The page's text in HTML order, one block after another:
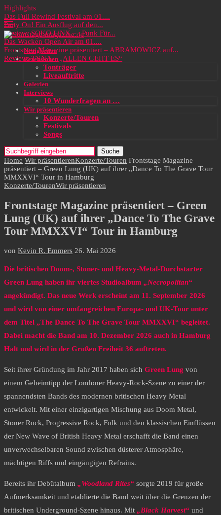
Highlights
Das Full Rewind Festival am 01....
Party On! Ein Ausflug auf den...
Review: SOKO LiNX – „Punk Für...
Das Wacken Open Air am 01....
Frontstage Magazine präsentiert – ABRAMOWICZ auf...
Review: TYNA – „ALLEN GEHT ES“
Neuigkeiten
Rezensionen
Tonträger
Liveauftritte
Galerien
Interviews
10 Wunderfragen an …
Wir präsentieren
Konzerte/Touren
Festivals
Songs
Suche
Home Wir präsentierenKonzerte/Touren Frontstage Magazine
präsentiert – Green Lung (UK) auf ihrer „Dance To The Grave Tour
MMXXVI“ Tour in Hamburg
Konzerte/TourenWir präsentieren
Frontstage Magazine präsentiert – Green
Lung (UK) auf ihrer „Dance To The Grave
Tour MMXXVI“ Tour in Hamburg
von Kevin R. Emmers 26. Mai 2026
Die britischen Doom-, Stoner- und Heavy-Metal-Durchstarter
Green Lung haben ihr viertes Studioalbum „Necropolitan“
angekündigt. Das neue Werk erscheint am 11. September 2026
und wird von einer umfangreichen Europa- und UK-Tour unter
dem Titel „The Dance To The Grave Tour MMXXVI“ begleitet.
Dabei macht die Band am 10. Dezember 2026 auch in Hamburg
Halt und wird in der Großen Freiheit 36 auftreten.
Seit ihrer Gründung im Jahr 2017 haben sich Green Lung von
einem Geheimtipp der Londoner Heavy-Rock-Szene zu einer der
spannendsten Bands des modernen britischen Heavy Metal
entwickelt. Mit einer einzigartigen Mischung aus Doom Metal,
Stoner Rock, Progressive Rock, Folk und den klassischen Einflüssen
der New Wave of British Heavy Metal erschafft die Band einen
unverwechselbaren Sound zwischen düsterer Atmosphäre,
mächtigen Riffs und eingängigen Refrains.
Bereits ihr Debütalbum „Woodland Rites“ sorgte 2019 für große
Aufmerksamkeit und etablierte die Band weit über die Grenzen der
britischen Underground-Szene hinaus. Mit „Black Harvest“ und